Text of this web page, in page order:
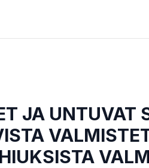
JA UNTUVAT